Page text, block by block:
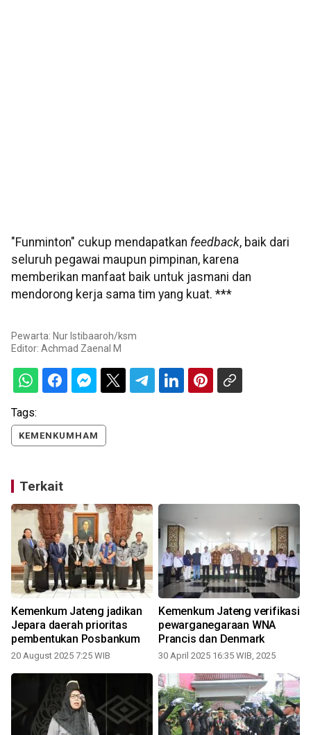
"Funminton" cukup mendapatkan feedback, baik dari
seluruh pegawai maupun pimpinan, karena
memberikan manfaat baik untuk jasmani dan
mendorong kerja sama tim yang kuat. ***
Pewarta: Nur Istibaaroh/ksm
Editor: Achmad Zaenal M
Tags:
KEMENKUMHAM
Terkait
Kemenkum Jateng jadikan
Jepara daerah prioritas
pembentukan Posbankum
20 August 2025 7:25 WIB
Kemenkum Jateng verifikasi
pewarganegaraan WNA
Prancis dan Denmark
30 April 2025 16:35 WIB, 2025